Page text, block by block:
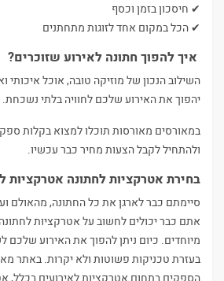
✔ חיסכון בזמן וכסף
✔ הכל במקום אחד לזוגות מתחתנים
איך להפוך חתונה לאירוע שזוכרים?
השילוב הנכון של מוזיקה טובה, אוכל איכותי
יהפוך את האירוע שלכם לחוויה בלתי נשכחת.
במאורסים מאורסות תוכלו למצוא בקלות
ולהתחיל לקבל הצעות מחיר כבר עכשיו.
בחירת אטרקציות לחתונה אטרקציות
סיימתם כבר לארגן את כל החתונה, מהאולם
אתם כבר יכולים לחשוב על אטרקציות לחתונה
מיוחדים. כיום ניתן להפוך את האירוע שלכם
בעזרת טכניקות פשוטות ולא יקרות. באתר